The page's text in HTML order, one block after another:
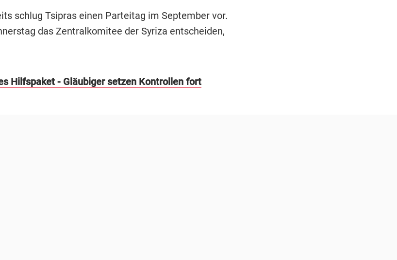
schlug Tsipras einen Parteitag im September vor.
das Zentralkomitee der Syriza entscheiden,
Hilfspaket - Gläubiger setzen Kontrollen fort